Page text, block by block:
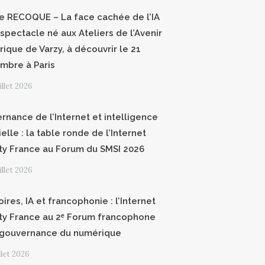
RECOQUE – La face cachée de l’IA
né aux Ateliers de l’Avenir
de Varzy, à découvrir le 21
à Paris
2026
de l’Internet et intelligence
: la table ronde de l’Internet
France au Forum du SMSI 2026
2026
IA et francophonie : l’Internet
France au 2ᵉ Forum francophone
du numérique
2026